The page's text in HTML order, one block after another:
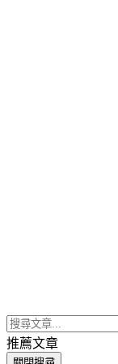
推薦文章